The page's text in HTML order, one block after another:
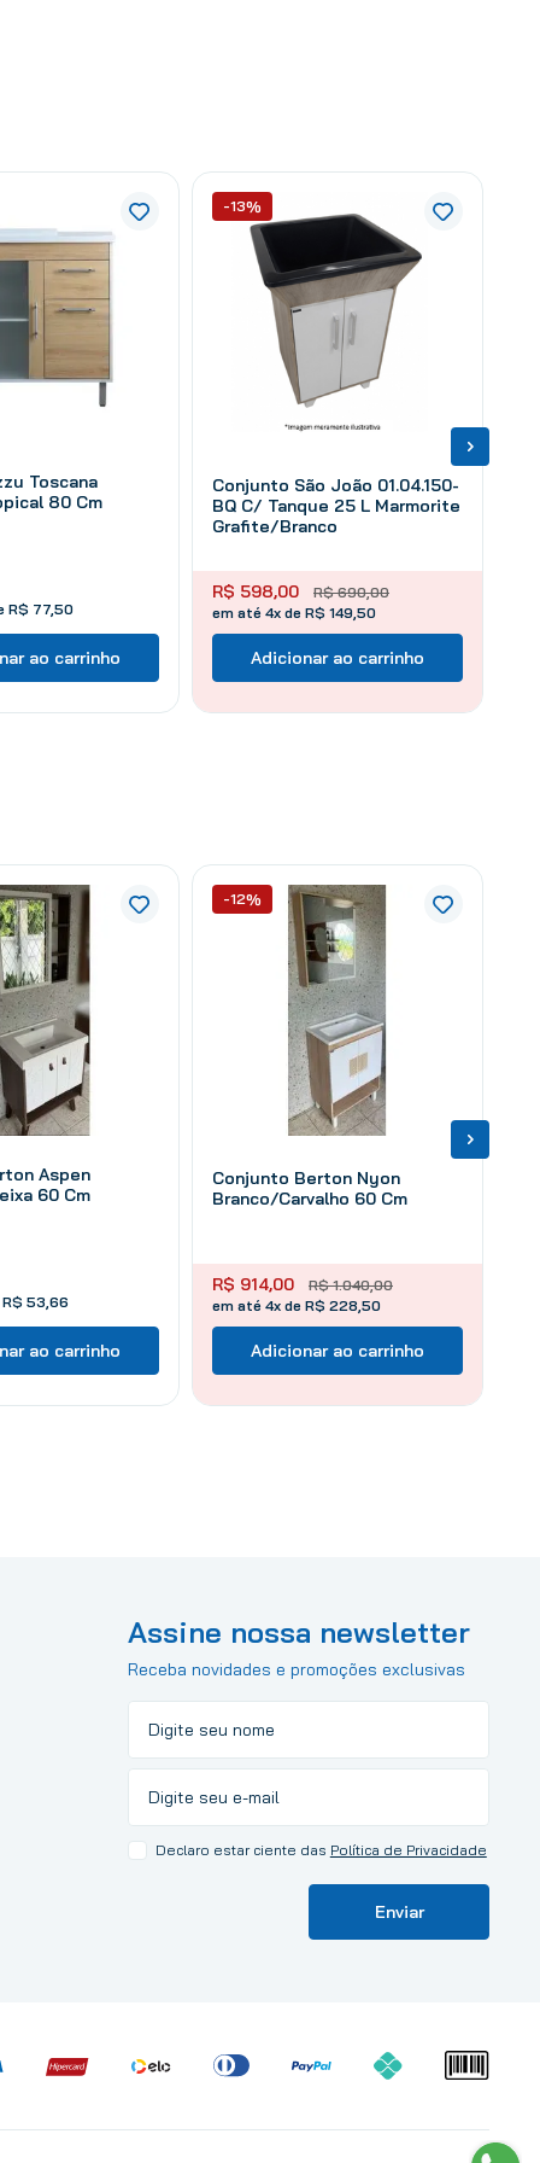
Toscana
80 Cm
R$ 77 50
ao carrinho
Conjunto São João 01.04.150-
BQ C/ Tanque 25 L Marmorite
Grafite/Branco
R$ 690,00
R$ 598,00
em até 4x de R$ 149,50
-13%
Adicionar ao carrinho
Aspen
60 Cm
R$ 53 66
ao carrinho
Conjunto Berton Nyon
Branco/Carvalho 60 Cm
R$ 1.040,00
R$ 914,00
em até 4x de R$ 228,50
-12%
Adicionar ao carrinho
Assine nossa newsletter
Receba novidades e promoções exclusivas
Declaro estar ciente das Política de Privacidade
Enviar